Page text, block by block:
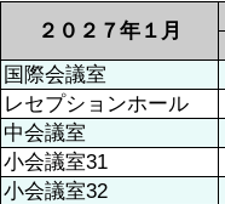
２０２７年１月
国際会議室
レセプションホール
中会議室
小会議室31
小会議室32